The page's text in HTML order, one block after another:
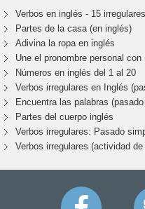
Verbos en inglés - 15 irregulares
Partes de la casa (en inglés)
Adivina la ropa en inglés
Une el pronombre personal
Números en inglés del 1 al 20
Verbos irregulares en Inglés
Encuentra las palabras
Partes del cuerpo inglés
Verbos irregulares: Pasado
Verbos irregulares (actividad